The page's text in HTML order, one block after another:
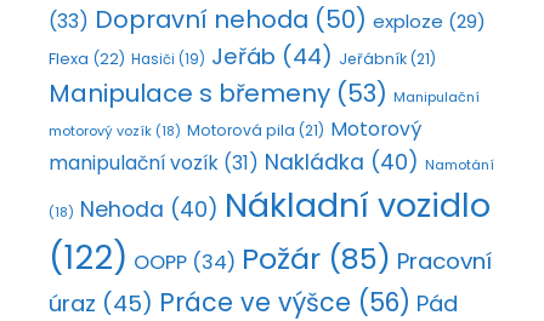
(33) Dopravní nehoda (50) exploze (29)
Flexa (22) Hasiči (19) Jeřáb (44) Jeřábník(21)
Manipulace s břemeny (53) Manipulační
motorový vozík (18) Motorová pila (21) Motorový
manipulační vozík (31) Nakládka (40) Namotání
(18) Nehoda (40) Nákladní vozidlo
(122) OOPP (34) Požár (85) Pracovní
úraz (45) Práce ve výšce (56) Pád